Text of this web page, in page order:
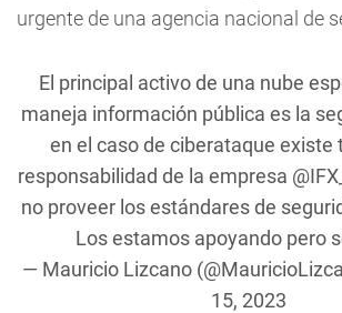
urgente de una agencia nacional de
El principal activo de una nube
maneja información pública es la
en el caso de ciberataque existe
responsabilidad de la empresa
no proveer los estándares de
Los estamos apoyando pero
— Mauricio Lizcano
15, 2023